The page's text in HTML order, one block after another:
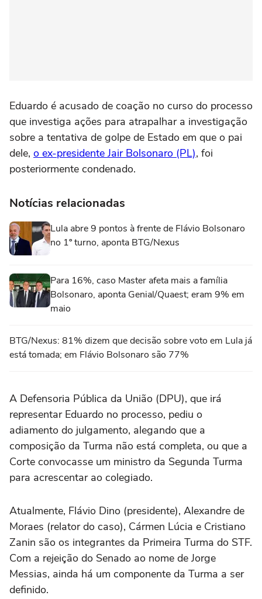
Eduardo é acusado de coação no curso do processo
que investiga ações para atrapalhar a investigação
sobre a tentativa de golpe de Estado em que o pai
dele, o ex-presidente Jair Bolsonaro (PL), foi
posteriormente condenado.
Notícias relacionadas
Lula abre 9 pontos à frente de Flávio Bolsonaro
no 1º turno, aponta BTG/Nexus
Para 16%, caso Master afeta mais a família
Bolsonaro, aponta Genial/Quaest; eram 9% em
maio
BTG/Nexus: 81% dizem que decisão sobre voto em Lula já
está tomada; em Flávio Bolsonaro são 77%
A Defensoria Pública da União (DPU), que irá
representar Eduardo no processo, pediu o
adiamento do julgamento, alegando que a
composição da Turma não está completa, ou que a
Corte convocasse um ministro da Segunda Turma
para acrescentar ao colegiado.
Atualmente, Flávio Dino (presidente), Alexandre de
Moraes (relator do caso), Cármen Lúcia e Cristiano
Zanin são os integrantes da Primeira Turma do STF.
Com a rejeição do Senado ao nome de Jorge
Messias, ainda há um componente da Turma a ser
definido.